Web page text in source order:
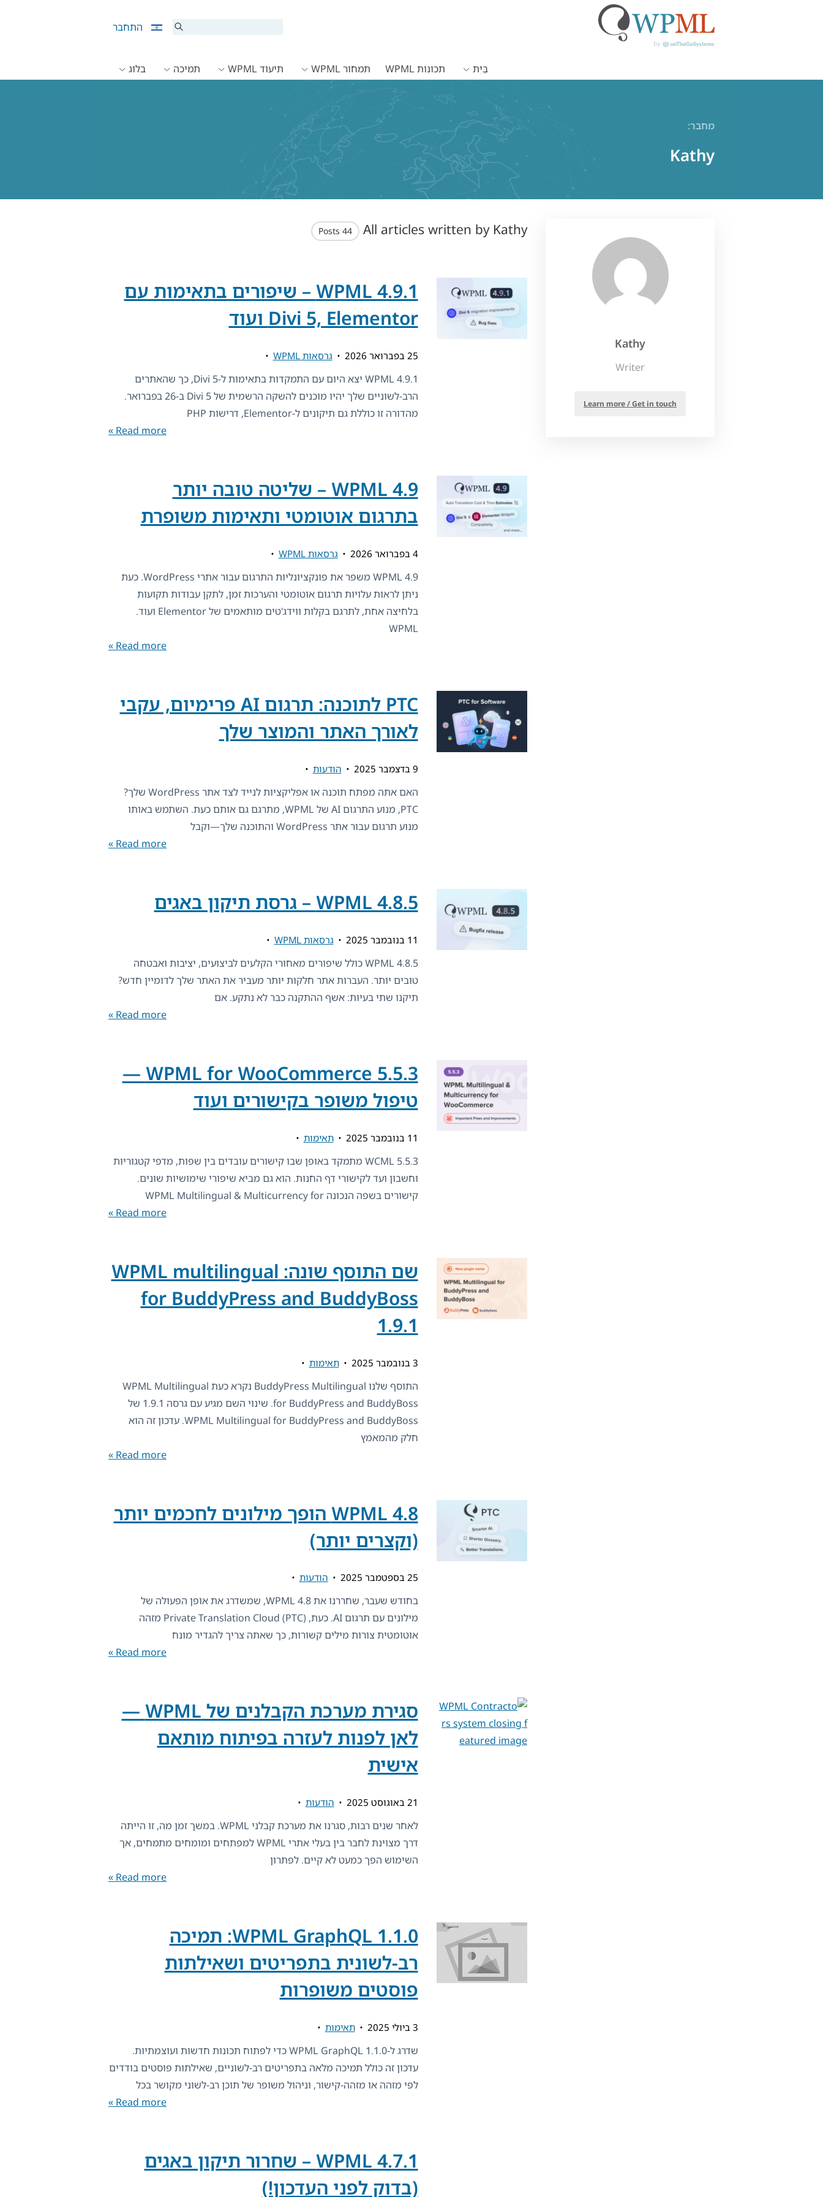
התחבר
בַּיִת תכונות WPML תמחור WPML תיעוד WPML תמיכה בלוג
מחבר:
Kathy
Kathy
Writer
Learn more / Get in touch
All articles written by Kathy
44 Posts
WPML 4.9.1 – שיפורים בתאימות עם
Divi 5, Elementor ועוד
25 בפברואר 2026 גרסאות WPML
WPML 4.9.1 יצא היום עם התמקדות בתאימות ל-Divi 5, כך שהאתרים
הרב-לשוניים שלך יהיו מוכנים להשקה הרשמית של Divi 5 ב-26 בפברואר.
מהדורה זו כוללת גם תיקונים ל-Elementor, דרישות PHP
Read more »
WPML 4.9 – שליטה טובה יותר
בתרגום אוטומטי ותאימות משופרת
4 בפברואר 2026 גרסאות WPML
WPML 4.9 משפר את פונקציונליות התרגום עבור אתרי WordPress. כעת
ניתן לראות עלויות תרגום אוטומטי והערכות זמן, לתקן עבודות תקועות
בלחיצה אחת, לתרגם בקלות ווידג'טים מותאמים של Elementor ועוד.
WPML
Read more »
PTC לתוכנה: תרגום AI פרימיום, עקבי
לאורך האתר והמוצר שלך
9 בדצמבר 2025 הודעות
האם אתה מפתח תוכנה או אפליקציות לנייד לצד אתר WordPress שלך?
PTC, מנוע התרגום AI של WPML, מתרגם גם אותם כעת. השתמש באותו
מנוע תרגום עבור אתר WordPress והתוכנה שלך—וקבל
Read more »
WPML 4.8.5 – גרסת תיקון באגים
11 בנובמבר 2025 גרסאות WPML
WPML 4.8.5 כולל שיפורים מאחורי הקלעים לביצועים, יציבות ואבטחה
טובים יותר. העברות אתר חלקות יותר מעביר את האתר שלך לדומיין חדש?
תיקנו שתי בעיות: אשף ההתקנה כבר לא נתקע. אם
Read more »
WPML for WooCommerce 5.5.3 —
טיפול משופר בקישורים ועוד
11 בנובמבר 2025 תאימות
WCML 5.5.3 מתמקד באופן שבו קישורים עובדים בין שפות, מדפי קטגוריות
וחשבון ועד לקישורי דף החנות. הוא גם מביא שיפורי שימושיות שונים.
קישורים בשפה הנכונה WPML Multilingual & Multicurrency for
Read more »
שם התוסף שונה: WPML multilingual
for BuddyPress and BuddyBoss
1.9.1
3 בנובמבר 2025 תאימות
התוסף שלנו BuddyPress Multilingual נקרא כעת WPML Multilingual
for BuddyPress and BuddyBoss. שינוי השם מגיע עם גרסה 1.9.1 של
WPML Multilingual for BuddyPress and BuddyBoss. עדכון זה הוא
חלק מהמאמץ
Read more »
WPML 4.8 הופך מילונים לחכמים יותר
(וקצרים יותר)
25 בספטמבר 2025 הודעות
בחודש שעבר, שחררנו את WPML 4.8, שמשדרג את אופן הפעולה של
מילונים עם תרגום AI. כעת, Private Translation Cloud (PTC) מזהה
אוטומטית צורות מילים קשורות, כך שאתה צריך להגדיר מונח
Read more »
סגירת מערכת הקבלנים של WPML —
לאן לפנות לעזרה בפיתוח מותאם
אישית
21 באוגוסט 2025 הודעות
לאחר שנים רבות, סגרנו את מערכת קבלני WPML. במשך זמן מה, זו הייתה
דרך מצוינת לחבר בין בעלי אתרי WPML למפתחים ומומחים מתמחים, אך
השימוש הפך כמעט לא קיים. לפתרון
Read more »
WPML GraphQL 1.1.0: תמיכה
רב-לשונית בתפריטים ושאילתות
פוסטים משופרות
3 ביולי 2025 תאימות
שדרג ל-WPML GraphQL 1.1.0 כדי לפתוח תכונות חדשות ועוצמתיות.
עדכון זה כולל תמיכה מלאה בתפריטים רב-לשוניים, שאילתות פוסטים בודדים
לפי מזהה או מזהה-קישור, וניהול משופר של תוכן רב-לשוני מקושר בכל
Read more »
WPML 4.7.1 – שחרור תיקון באגים
(בדוק לפני העדכון!)